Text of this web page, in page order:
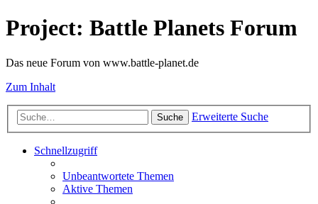
Project: Battle Planets Forum
Das neue Forum von www.battle-planet.de
Zum Inhalt
Suche Erweiterte Suche
Schnellzugriff
Unbeantwortete Themen
Aktive Themen